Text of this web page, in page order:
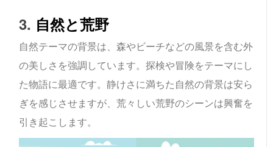
3. 自然と荒野
自然テーマの背景は、森やビーチなどの風景を含む外
の美しさを強調しています。探検や冒険をテーマにし
た物語に最適です。静けさに満ちた自然の背景は安ら
ぎを感じさせますが、荒々しい荒野のシーンは興奮を
引き起こします。